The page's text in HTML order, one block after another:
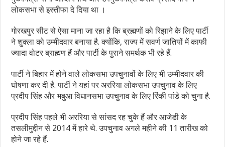
लोकसभा से इस्तीफा दे दिया था ।
गोरखपुर सीट से ऐसा माना जा रहा है कि ब्रह्मणों को रिझाने के लिए पार्टी
ने शुक्ला को उम्मीदवार बनाया है. क्योंकि, राज्य में सवर्ण जातियों में काफी
ज्यादा वोटर ब्राह्मण हैं और पार्टी के पुराने समर्थक भी रहे हैं.
पार्टी ने बिहार में होने वाले लोकसभा उपचुनावों के लिए भी उम्मीदवार की
घोषणा कर दी है. पार्टी ने यहां पर अररिया लोकसभा उपचुनाव के लिए
प्रदीप सिंह और भबुआ विधानसभा उपचुनाव के लिए रिंकी पांडे को चुना है.
प्रदीप सिंह पहले भी अररिया से सांसद रह चुके हैं और आजेडी के
तसलीमुद्दीन से 2014 में हारे थे. उपचुनाव अगले महीने की 11 तारीख को
होने जा रहे हैं.